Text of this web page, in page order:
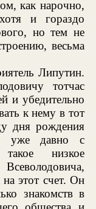
как нарочно,
и гораздо
но тем не
весьма
Липутин.
тотчас
и убедительно
к нему в тот
дня рождения
уже давно с
низкое
Всеволодовича,
этот счет. Он
знакомств в